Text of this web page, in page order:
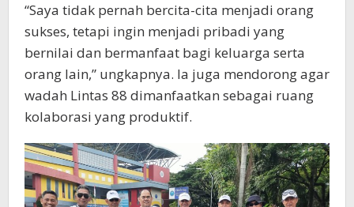
“Saya tidak pernah bercita-cita menjadi orang
sukses, tetapi ingin menjadi pribadi yang
bernilai dan bermanfaat bagi keluarga serta
orang lain,” ungkapnya. Ia juga mendorong agar
wadah Lintas 88 dimanfaatkan sebagai ruang
kolaborasi yang produktif.